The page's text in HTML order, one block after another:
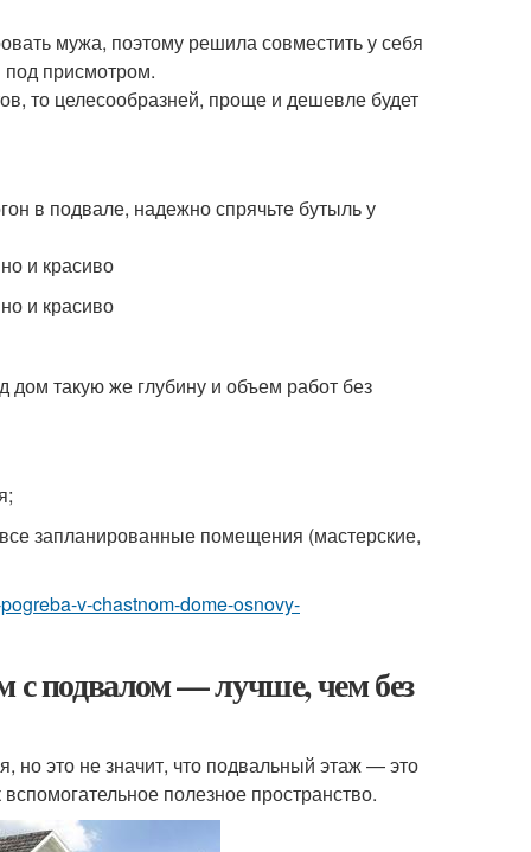
мужа, поэтому решила совместить у себя
под присмотром.
то целесообразней, проще и дешевле будет
в подвале, надежно спрячьте бутыль у
и красиво
и красиво
дом такую же глубину и объем работ без
запланированные помещения (мастерские,
v-chastnom-dome-osnovy-
подвалом — лучше, чем без
это не значит, что подвальный этаж — это
полезное пространство.